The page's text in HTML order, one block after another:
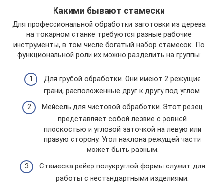
Какими бывают стамески
Для профессиональной обработки заготовки из дерева
на токарном станке требуются разные рабочие
инструменты, в том числе богатый набор стамесок. По
функциональной роли их можно разделить на группы:
Для грубой обработки. Они имеют 2 режущие
грани, расположенные друг к другу под углом.
Мейсель для чистовой обработки. Этот резец
представляет собой лезвие с ровной
плоскостью и угловой заточкой на левую или
правую сторону. Угол наклона режущей части
может быть разным.
Стамеска рейер полукруглой формы служит для
работы с нестандартными изделиями.